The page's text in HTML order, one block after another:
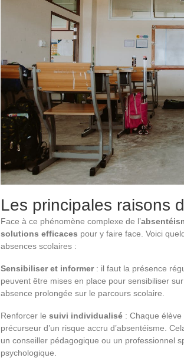
Les principales raisons
Face à ce phénomène complexe de l’
solutions efficaces pour y faire face. Voici
absences scolaires :
Sensibiliser et informer: il faut la présence
peuvent être mises en place pour sensibiliser
absence prolongée sur le parcours scolaire.
Renforcer le suivi individualisé : Chaque
précurseur d’un risque accru d’absentéisme.
un conseiller pédagogique ou un professionnel
psychologique.